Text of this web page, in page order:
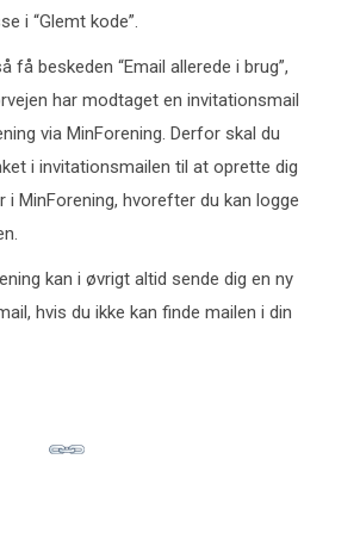
i “Glemt kode”.
få beskeden “Email allerede i brug”,
har modtaget en invitationsmail
via MinForening. Derfor skal du
i invitationsmailen til at oprette dig
i MinForening, hvorefter du kan logge
kan i øvrigt altid sende dig en ny
hvis du ikke kan finde mailen i din